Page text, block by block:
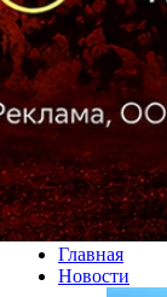
Главная
Новости